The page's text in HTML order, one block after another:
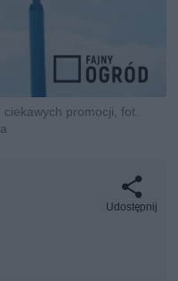
promocji, fot.
Udostępnij